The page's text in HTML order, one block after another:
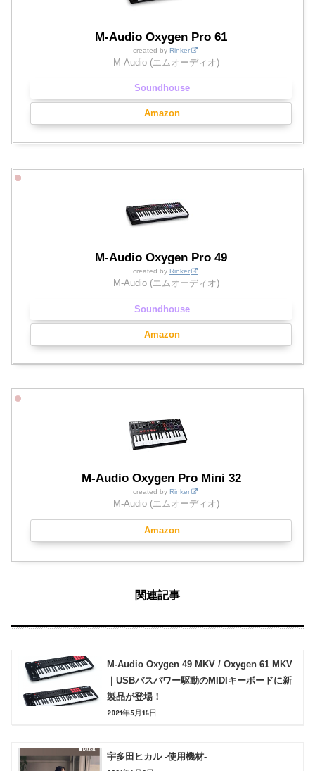
M-Audio Oxygen Pro 61
created by Rinker
M-Audio (エムオーディオ)
Soundhouse
Amazon
M-Audio Oxygen Pro 49
created by Rinker
M-Audio (エムオーディオ)
Soundhouse
Amazon
M-Audio Oxygen Pro Mini 32
created by Rinker
M-Audio (エムオーディオ)
Amazon
関連記事
M-Audio Oxygen 49 MKV / Oxygen 61 MKV
｜USBバスパワー駆動のMIDIキーボードに新
製品が登場！
2021年5月16日
宇多田ヒカル -使用機材-